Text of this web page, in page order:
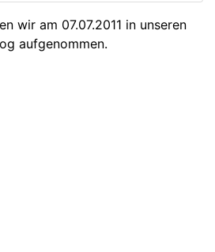
wir am 07.07.2011 in unseren
aufgenommen.